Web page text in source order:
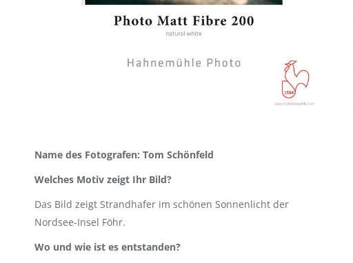
Name des Fotografen: Tom Schönfeld
Welches Motiv zeigt Ihr Bild?
Das Bild zeigt Strandhafer im schönen Sonnenlicht der
Nordsee-Insel Föhr.
Wo und wie ist es entstanden?